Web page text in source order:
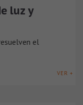
luz y
el
VER +